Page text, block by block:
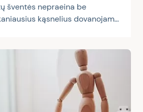
šventės nepraeina be
kąsnelius dovanojame
ir patys. Nieko keisto,
susibėgimų ir pasisėdėjimų
rėmuo, skrandžio
skonis burnoje, kosulys ir
jie gali byloti apie ganėtinai